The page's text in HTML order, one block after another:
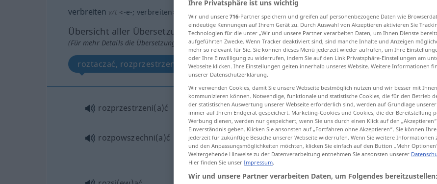
verbreiten v/t <-e-; verbreiten>
Übersicht aller Übersetzungen
(Für mehr Details die Übersetzung anklicken/antippen)
roztaczać, rozprzestrzenić, rozpowszechnić, rozsiać
rozprzestrzeni(a)ć verbreiten
rozpowszechni(a)ć verbreitenMode, Ideen,
Nachrichten uswa.
Ihre Privatsphäre ist uns wichtig
Wir und unsere 716-Partner speichern und greifen auf personenbezogene Daten wie
eindeutige Kennungen auf Ihrem Gerät zu. Durch Auswahl von Akzeptieren aktivieren Sie
Technologien für die unter „Wir und unsere Partner verarbeiten Daten, um Ihnen Dienste
aufgeführten Zwecke. Wenn Tracker deaktiviert sind, sind manche Inhalte und Anzeigen
mehr so relevant für Sie. Sie können dieses Menü jederzeit wieder aufrufen, um Ihre
oder Ihre Einwilligung zu widerrufen, indem Sie auf den Link Privatsphäre-Einstellungen am
Webseite klicken. Ihre Einstellungen gelten innerhalb unseres Website. Weitere Informationen
unserer Datenschutzerklärung.
Wir verwenden Cookies, damit Sie unsere Webseite bestmöglich nutzen und wir besser mit Ihnen
kommunizieren können. Notwendige, funktionale und statistische Cookies, die für den Betrieb
der statistischen Auswertung unserer Webseite erforderlich sind, werden auf Grundlage
immer auf Ihrem Endgerät gespeichert. Marketing-Cookies und Cookies, die der Bereitstellung
Werbung dienen, werden nur gespeichert, wenn Sie uns durch einen Klick auf den
Einverständnis geben. Klicken Sie ansonsten auf „Fortfahren ohne Akzeptieren“. Sie können
jederzeit für zukünftige Besuche unserer Webseite widerrufen. Wenn Sie weitere Informationen
und den Anpassungsmöglichkeiten möchten, klicken Sie einfach auf den Button „Mehr
Weitergehende Hinweise zu der Datenverarbeitung entnehmen Sie ansonsten unserer
Hier finden Sie unser Impressum.
Wir und unsere Partner verarbeiten Daten, um Folgendes bereitzustellen: